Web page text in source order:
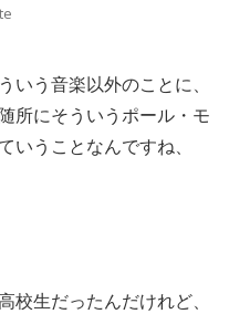
いう音楽以外のことに、
所にそういうポール・モ
いうことなんですね、
校生だったんだけれど、